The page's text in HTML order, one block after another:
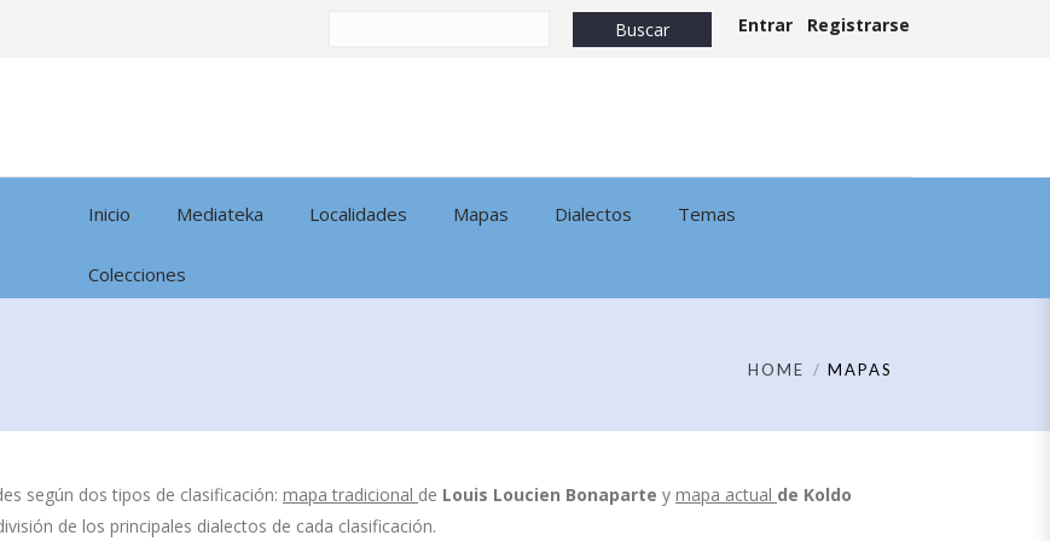
Entrar Registrarse
Inicio Mediateka Localidades Mapas Dialectos Temas
Colecciones
HOME MAPAS
según dos tipos de clasificación: mapa tradicional de Louis Loucien Bonaparte y mapa actual de Koldo
de los principales dialectos de cada clasificación.